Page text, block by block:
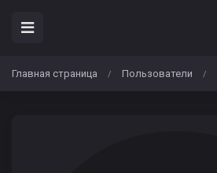
Главная страница / Пользователи /